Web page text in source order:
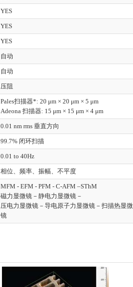
YES
YES
YES
自动
自动
压阻
Pales扫描器*: 20 μm × 20 μm × 5 μm
Adeona 扫描器: 15 μm × 15 μm × 4 μm
0.01 nm rms 垂直方向
99.7% 闭环扫描
0.01 to 40Hz
相位、频率、振幅、不平度
MFM - EFM - PFM - C-AFM –SThM
磁力显微镜－静电力显微镜－
压电力显微镜－导电原子力显微镜－扫描热显微
镜